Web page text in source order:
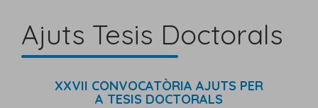
Ajuts Tesis Doctorals
XXVII CONVOCATÒRIA AJUTS PER
A TESIS DOCTORALS